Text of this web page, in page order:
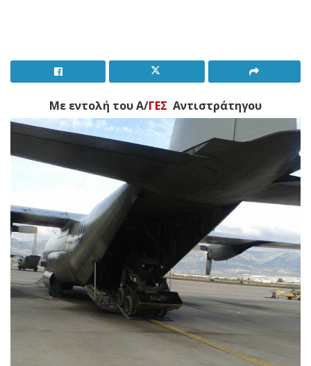
Με εντολή του Α/ΓΕΣ Αντιστράτηγου